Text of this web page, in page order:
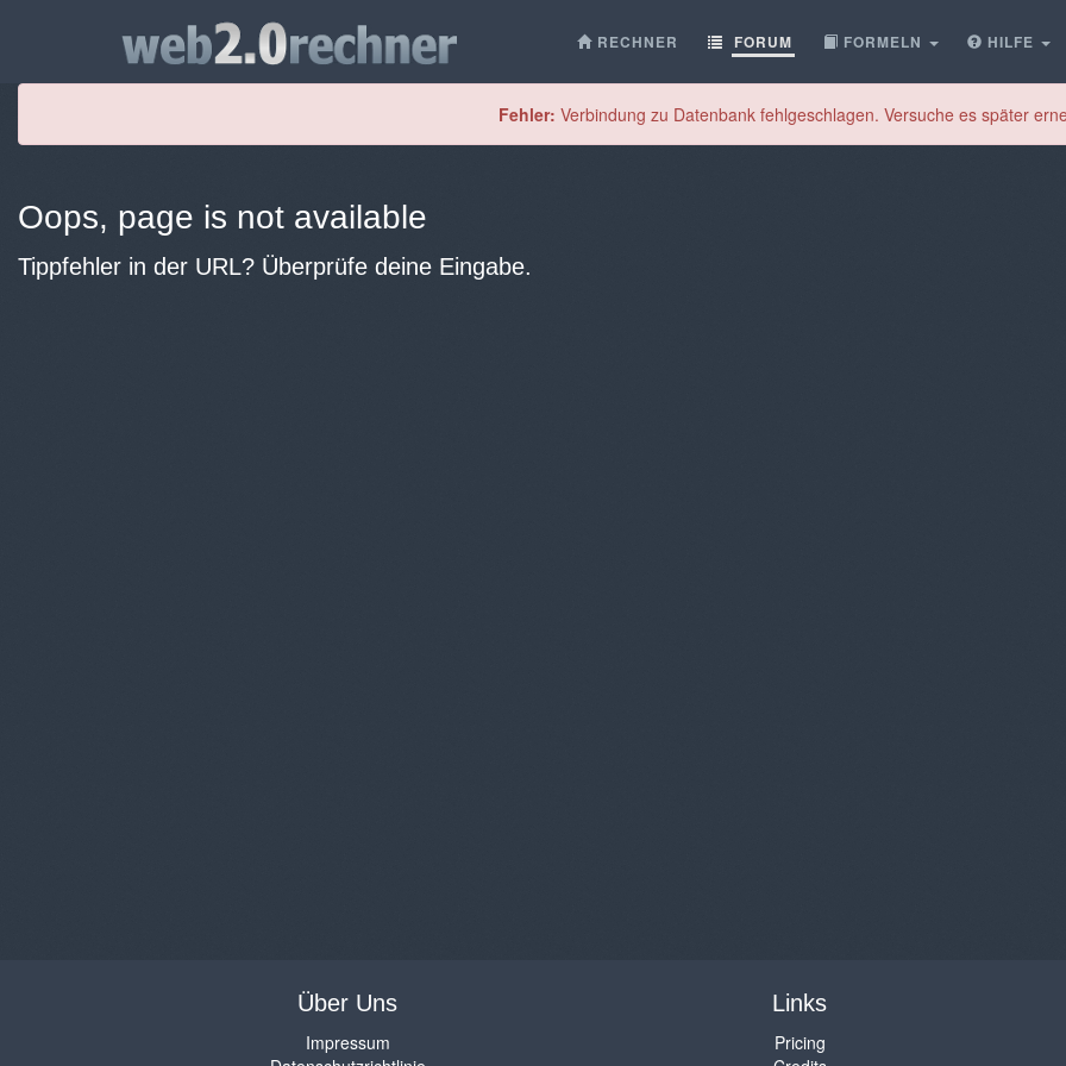
RECHNER FORUM FORMELN HILFE
Fehler: Verbindung zu Datenbank fehlgeschlagen. Versuche es später
Oops, page is not available
Tippfehler in der URL? Überprüfe deine Eingabe.
Über Uns
Impressum
Links
Pricing